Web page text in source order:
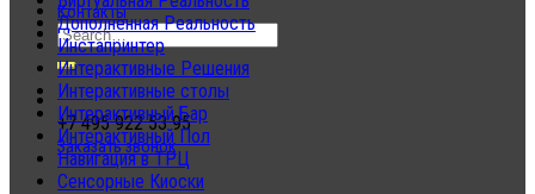
Контакты
+7 495 922 53 95
Заказать звонок
Дополненная Реальность
Инстапринтер
Интерактивные Решения
Интерактивные столы
Интерактивный Бар
Интерактивный Пол
Навигация в ТРЦ
Сенсорные Киоски